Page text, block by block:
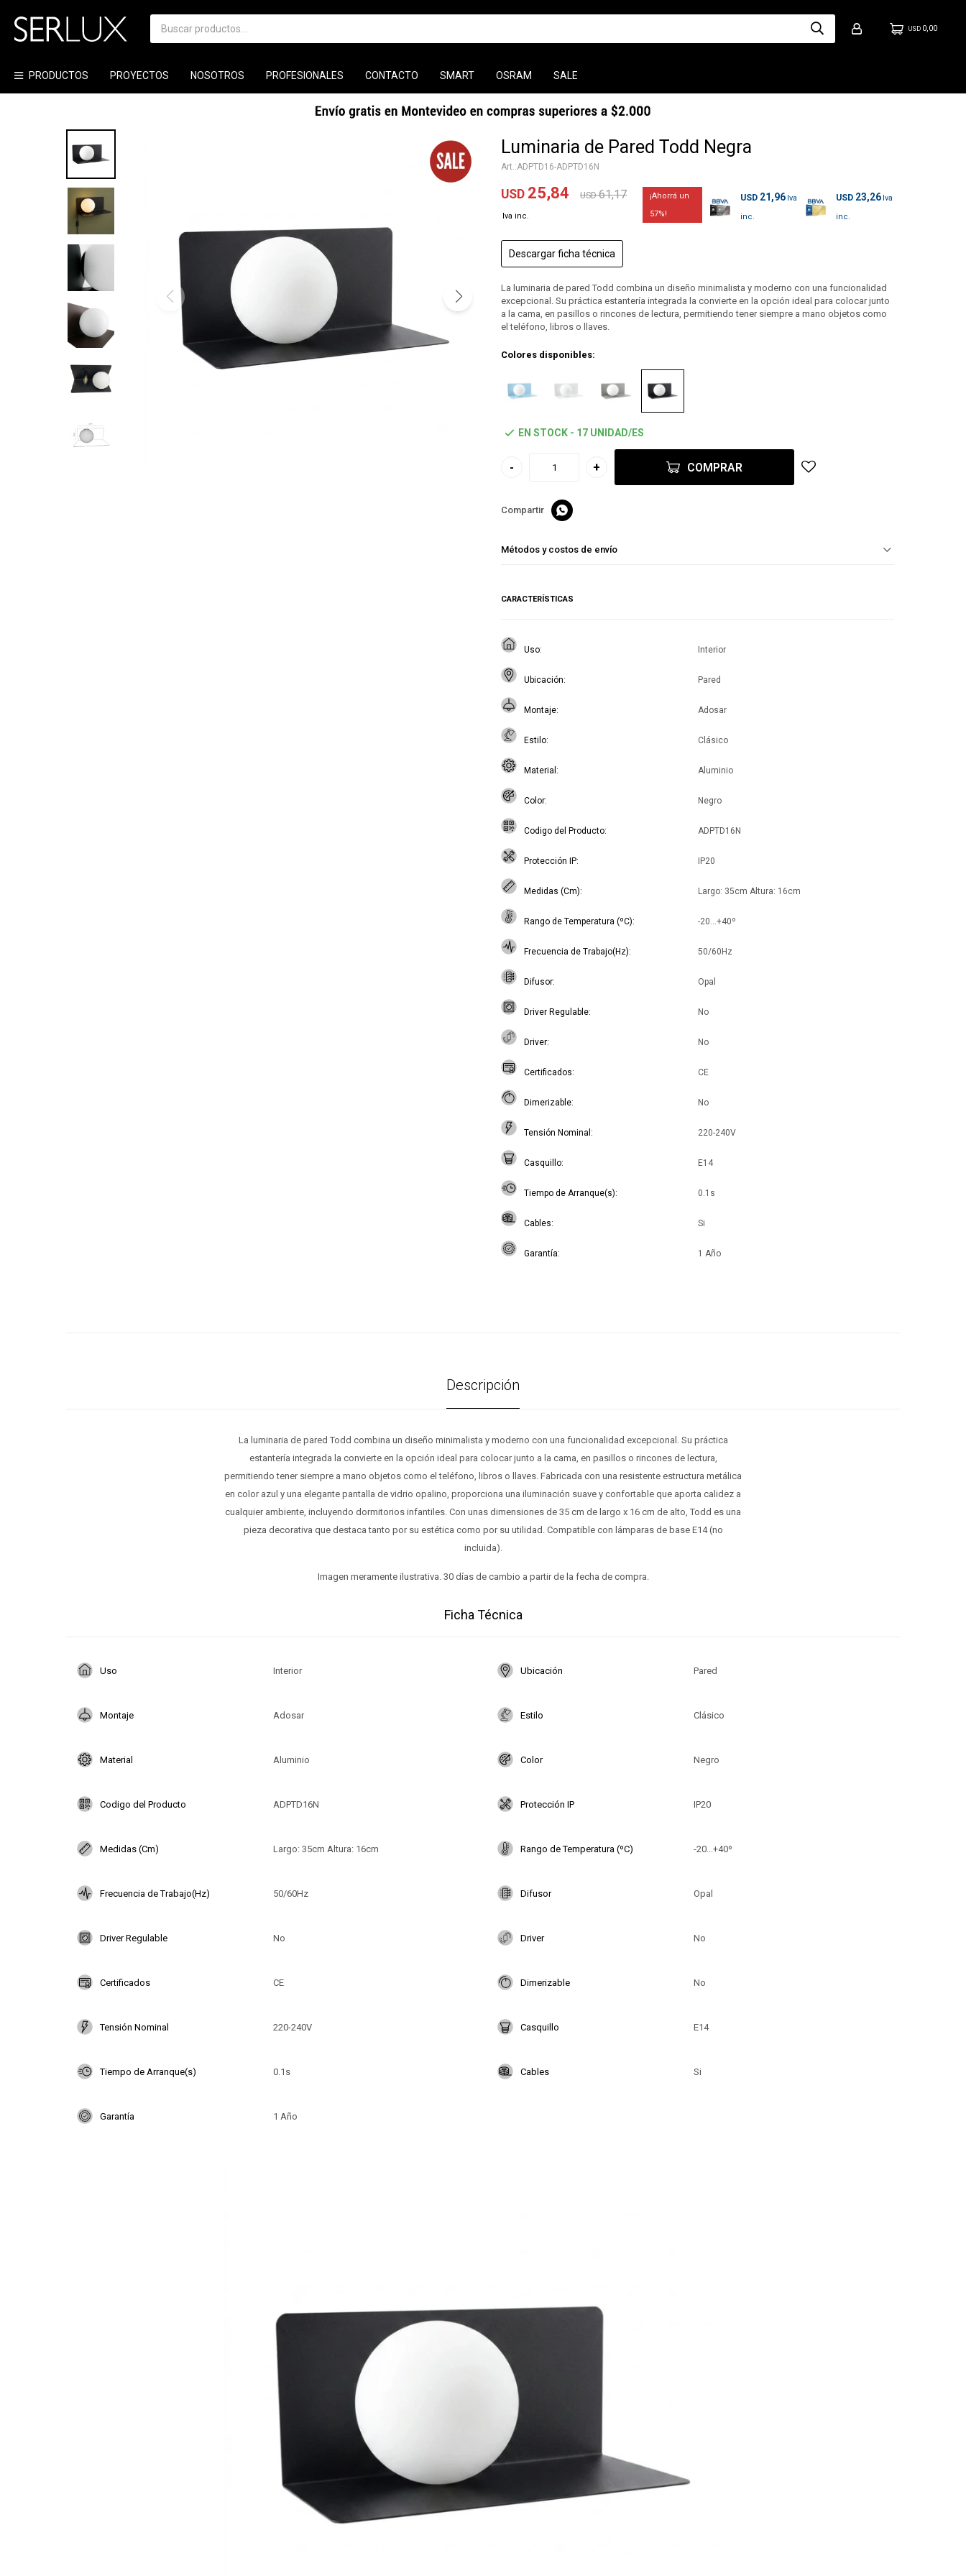
PRODUCTOS PROYECTOS NOSOTROS PROFESIONALES CONTACTO SMART OSRAM SALE
USD 0,00
Luminaria de Pared Todd Negra
ADPTD16-ADPTD16N
USD 25,84 USD 61,17
57
USD 21,96 USD 23,26
Descargar ficha técnica
La luminaria de pared Todd combina un diseño minimalista y moderno con una funcionalidad
excepcional. Su práctica estantería integrada la convierte en la opción ideal para colocar junto
a la cama, en pasillos o rincones de lectura, permitiendo tener siempre a mano objetos como
el teléfono, libros o llaves.
Colores disponibles:
EN STOCK - 17 UNIDAD/ES
- + COMPRAR

Métodos y costos de envío
CARACTERÍSTICAS
Uso Interior
Ubicación Pared
Montaje Adosar
Estilo Clásico
Material Aluminio
Color Negro
Codigo del Producto ADPTD16N
Protección IP IP20
Medidas (Cm) Largo: 35cm Altura: 16cm
Rango de Temperatura (ºC) -20...+40º
Frecuencia de Trabajo(Hz) 50/60Hz
Difusor Opal
Driver Regulable No
Driver No
Certificados CE
Dimerizable No
Tensión Nominal 220-240V
Casquillo E14
Tiempo de Arranque(s) 0.1s
Cables Si
Garantía 1 Año
Descripción
La luminaria de pared Todd combina un diseño minimalista y moderno con una funcionalidad excepcional. Su práctica
estantería integrada la convierte en la opción ideal para colocar junto a la cama, en pasillos o rincones de lectura,
permitiendo tener siempre a mano objetos como el teléfono, libros o llaves. Fabricada con una resistente estructura metálica
en color azul y una elegante pantalla de vidrio opalino, proporciona una iluminación suave y confortable que aporta calidez a
cualquier ambiente, incluyendo dormitorios infantiles. Con unas dimensiones de 35 cm de largo x 16 cm de alto, Todd es una
pieza decorativa que destaca tanto por su estética como por su utilidad. Compatible con lámparas de base E14 (no
incluida).
Imagen meramente ilustrativa. 30 días de cambio a partir de la fecha de compra.
Ficha Técnica
Uso Interior Ubicación Pared
Montaje Adosar Estilo Clásico
Material Aluminio Color Negro
Codigo del Producto ADPTD16N Protección IP IP20
Medidas (Cm) Largo: 35cm Altura: 16cm Rango de Temperatura (ºC) -20...+40º
Frecuencia de Trabajo(Hz) 50/60Hz Difusor Opal
Driver Regulable No Driver No
Certificados CE Dimerizable No
Tensión Nominal 220-240V Casquillo E14
Tiempo de Arranque(s) 0.1s Cables Si
Garantía 1 Año